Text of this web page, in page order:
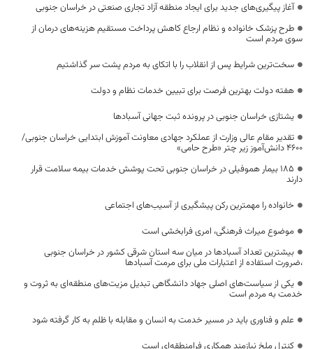
آغاز پیگیری‌های جدید برای ایجاد منطقه آزاد تجاری صنعتی در خراسان جنوبی
طرح پزشک خانواده و نظام ارجاع کاهش پرداخت مستقیم هزینه‌های درمان از
سوی مردم است
سخت‌ترین شرایط پس از انقلاب را با اتکای به مردم پشت سر گذاشتیم
هفته دولت بهترین فرصت برای تبیین خدمات نظام و دولت
یشتازی خراسان جنوبی در پرونده ثبت جهانی آسبادها
تقدیر مقام عالی وزارت از عملکرد جهادی معاونت آموزش ابتدایی خراسان جنوبی/
۴۶۰۰ دانش‌آموز زیر چتر «طرح حامی»
۱۸۵ بیمار هموفیلی در خراسان جنوبی تحت پوشش خدمات بیمه سلامت قرار
دارند
خانواده را مهمترین رکن پیشگیری از آسیب‌های اجتماعی
موضوع میراث فرهنگی، امری فرابخشی است
بیشترین تعداد آسبادها در میان سه استان شرقی کشور در خراسان جنوبی
،ضرورت استفاده از اعتبارات ملی برای مرمت آسبادها
یکی از سیاست‌های اصلی جهاد دانشگاهی تبدیل مزیت‌های منطقه‌ای به ثروت و
خدمت به مردم است
علم و فناوری باید در مسیر خدمت به انسان و مقابله با ظلم به کار گرفته شود
کنترل ملخ نیازمند همکاری فرامنطقه‌ای است